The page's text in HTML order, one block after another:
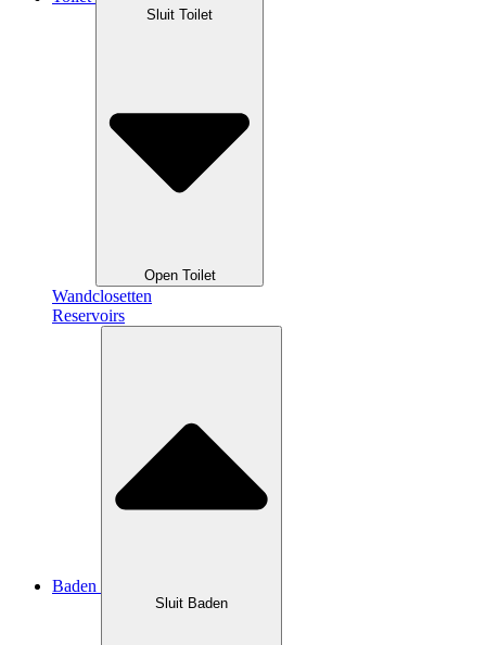
Sluit Toilet
Open Toilet
Wandclosetten
Reservoirs
Baden
Sluit Baden